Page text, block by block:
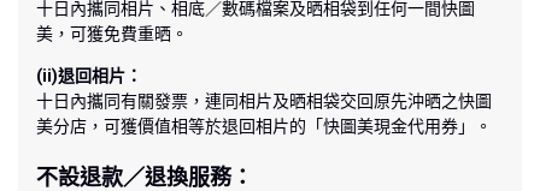
十日內攜同相片、相底／數碼檔案及晒相袋到任何一間快圖
美，可獲免費重晒。
(ii)退回相片：
十日內攜同有關發票，連同相片及晒相袋交回原先沖晒之快圖
美分店，可獲價值相等於退回相片的「快圖美現金代用券」。
不設退款／退換服務：